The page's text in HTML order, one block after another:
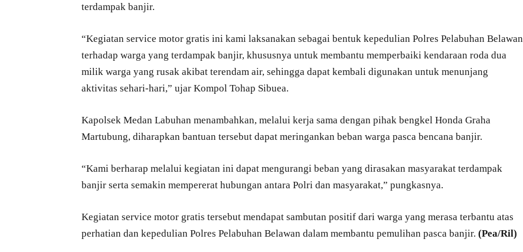
terdampak banjir.
“Kegiatan service motor gratis ini kami laksanakan sebagai bentuk kepedulian Polres Pelabuhan Belawan
terhadap warga yang terdampak banjir, khususnya untuk membantu memperbaiki kendaraan roda dua
milik warga yang rusak akibat terendam air, sehingga dapat kembali digunakan untuk menunjang
aktivitas sehari-hari,” ujar Kompol Tohap Sibuea.
Kapolsek Medan Labuhan menambahkan, melalui kerja sama dengan pihak bengkel Honda Graha
Martubung, diharapkan bantuan tersebut dapat meringankan beban warga pasca bencana banjir.
“Kami berharap melalui kegiatan ini dapat mengurangi beban yang dirasakan masyarakat terdampak
banjir serta semakin mempererat hubungan antara Polri dan masyarakat,” pungkasnya.
Kegiatan service motor gratis tersebut mendapat sambutan positif dari warga yang merasa terbantu atas
perhatian dan kepedulian Polres Pelabuhan Belawan dalam membantu pemulihan pasca banjir. (Pea/Ril)